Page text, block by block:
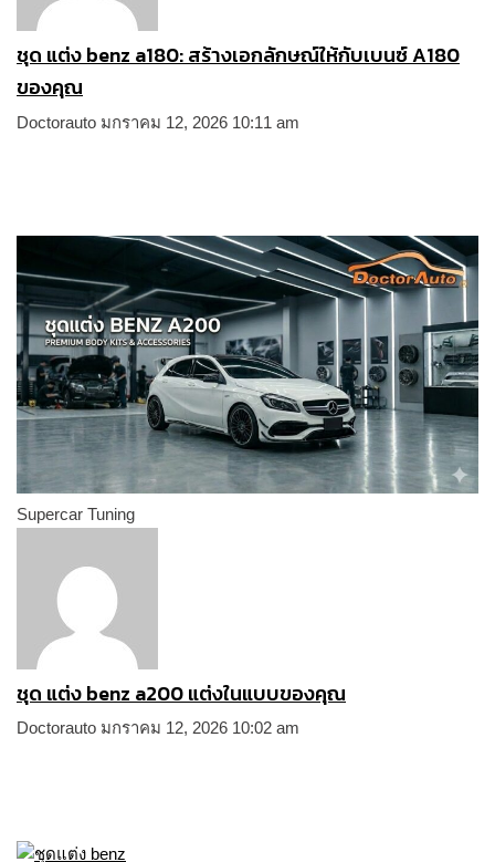
ชุด แต่ง benz a180: สร้างเอกลักษณ์ให้กับเบนซ์ A180
ของคุณ
Doctorauto มกราคม 12, 2026 10:11 am
Supercar Tuning
ชุด แต่ง benz a200 แต่งในแบบของคุณ
Doctorauto มกราคม 12, 2026 10:02 am